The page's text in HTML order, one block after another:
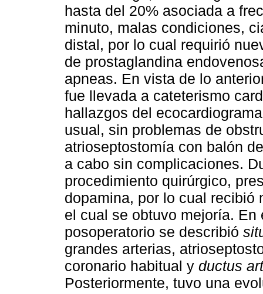
hasta del 20% asociada a
minuto, malas condiciones,
distal, por lo cual requirió
de prostaglandina
apneas. En vista de lo
fue llevada a cateterismo
hallazgos del
usual, sin problemas de
atrioseptostomía con balón
a cabo sin complicaciones.
procedimiento quirúrgico,
dopamina, por lo cual recibió
el cual se obtuvo mejoría.
posoperatorio se describió
grandes arterias,
coronario habitual y ductus
Posteriormente, tuvo una